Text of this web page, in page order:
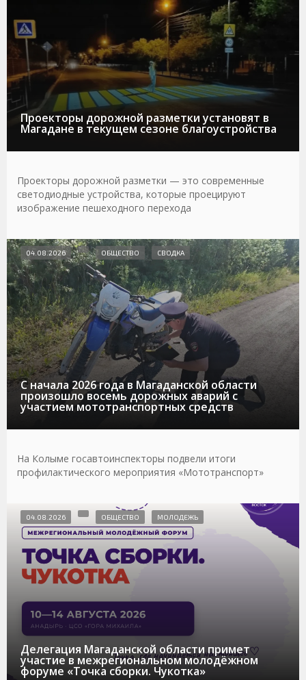
Проекторы дорожной разметки установят в
Магадане в текущем сезоне благоустройства
Проекторы дорожной разметки — это современные
светодиодные устройства, которые проецируют
изображение пешеходного перехода
С начала 2026 года в Магаданской области
произошло восемь дорожных аварий с
участием мототранспортных средств
04.08.2026 ОБЩЕСТВО СВОДКА
На Колыме госавтоинспекторы подвели итоги
профилактического мероприятия «Мототранспорт»
Делегация Магаданской области примет
участие в межрегиональном молодёжном
форуме «Точка сборки. Чукотка»
04.08.2026 ОБЩЕСТВО МОЛОДЕЖЬ